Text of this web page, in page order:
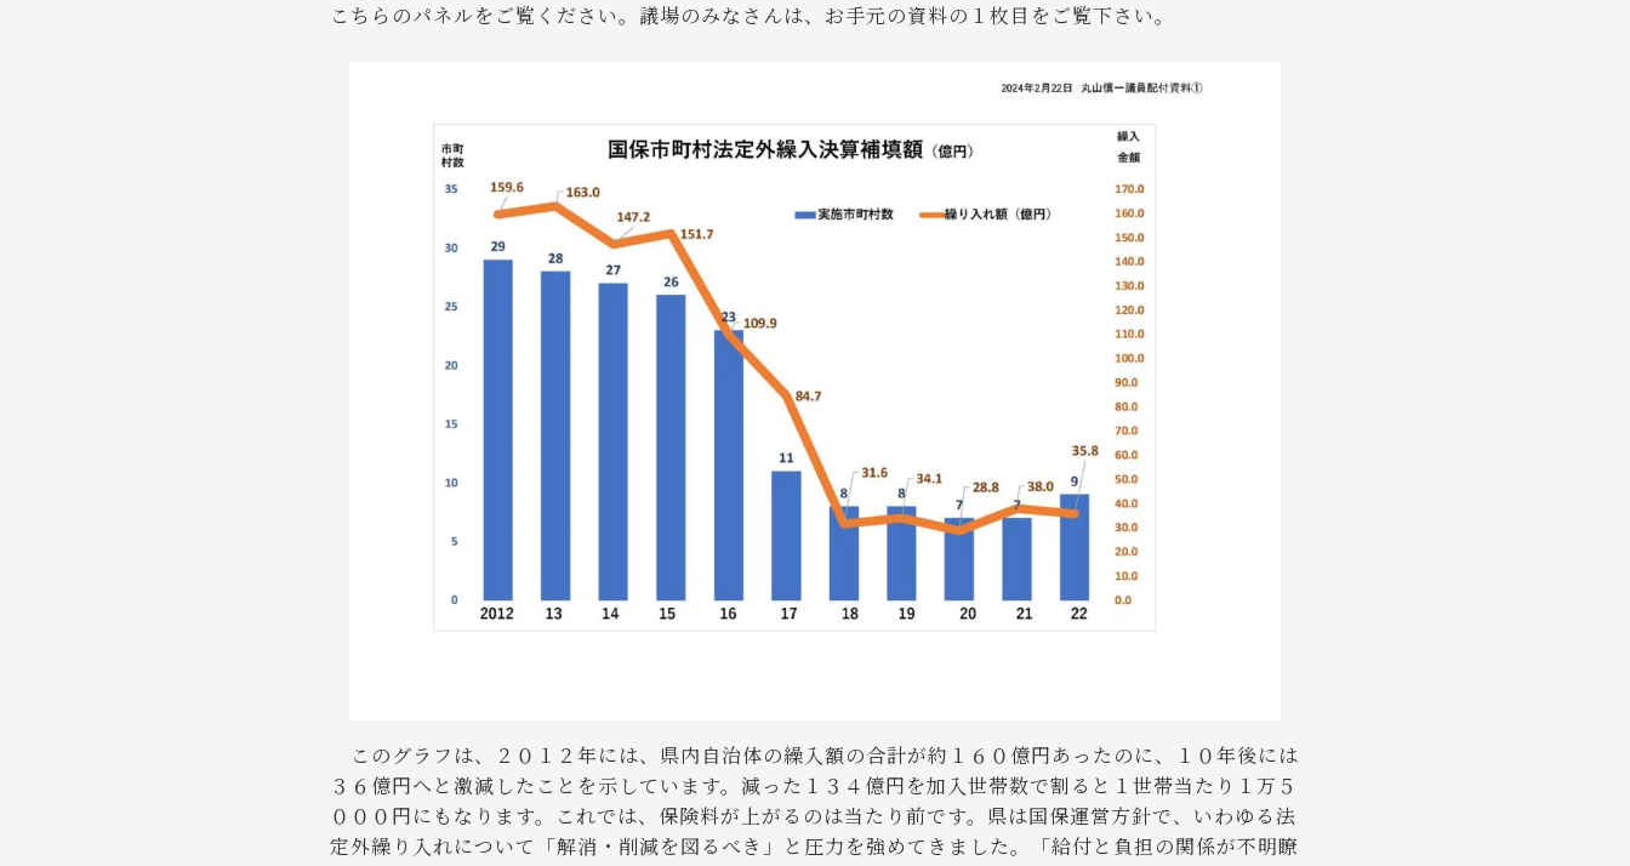
こちらのパネルをご覧ください。議場のみなさんは、お手元の資料の１枚目をご覧下さい。
このグラフは、２０１２年には、県内自治体の繰入額の合計が約１６０億円あったのに、１０年後には
３６億円へと激減したことを示しています。減った１３４億円を加入世帯数で割ると１世帯当たり１万５
０００円にもなります。これでは、保険料が上がるのは当たり前です。県は国保運営方針で、いわゆる法
定外繰り入れについて「解消・削減を図るべき」と圧力を強めてきました。「給付と負担の関係が不明瞭